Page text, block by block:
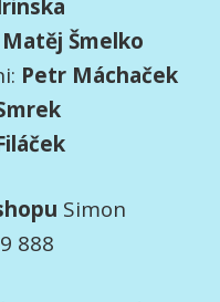
Matěj Šmelko
Petr Máchaček
Simon
888